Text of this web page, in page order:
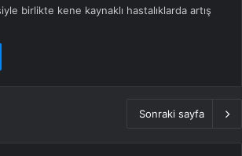
birlikte kene kaynaklı hastalıklarda artış
Sonraki sayfa